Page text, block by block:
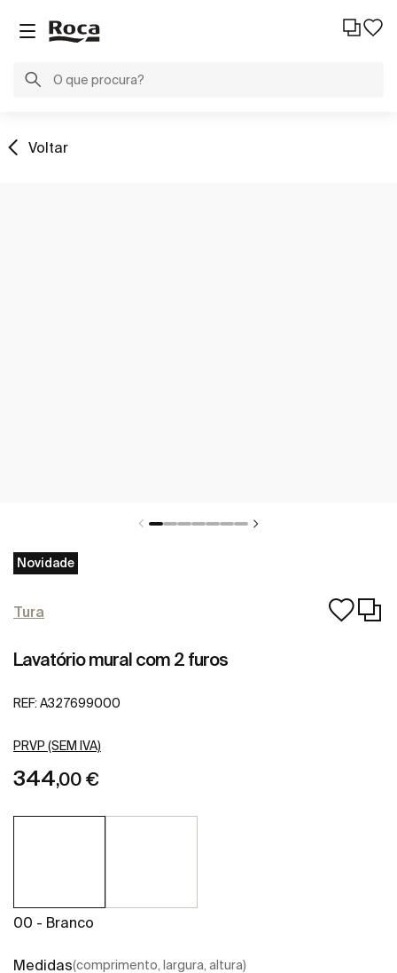
Voltar
Novidade
Tura
Lavatório mural com 2 furos
REF: A327699000
PRVP (SEM IVA)
344,00 €
00 - Branco
Medidas(comprimento, largura, altura)